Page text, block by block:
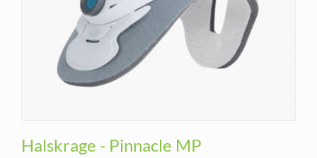
Halskrage - Pinnacle MP